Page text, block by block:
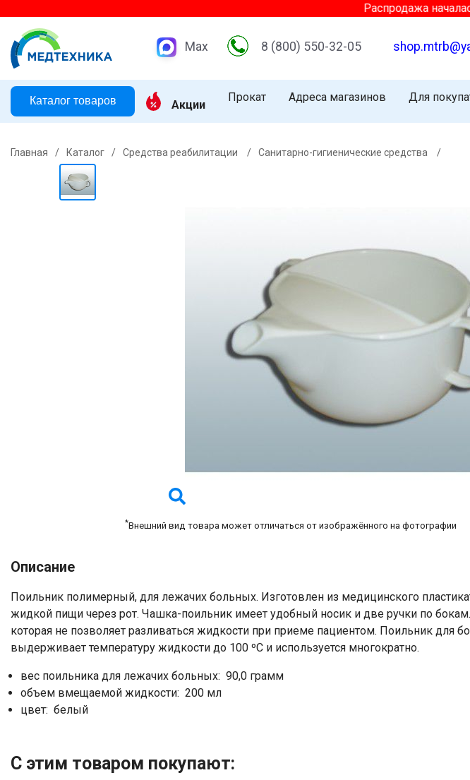
Распродажа
Max 8 (800) 550-32-05
Каталог товаров Акции
Прокат Адреса магазинов Для
Главная / Каталог / Средства реабилитации / Санитарно-гигиенические средства /
*Внешний вид товара может отличаться от изображённого на фотографии
Описание
Поильник полимерный, для лежачих больных. Изготовлен из медицинского
жидкой пищи через рот. Чашка-поильник имеет удобный носик и две ручки по
которая не позволяет разливаться жидкости при приеме пациентом. Поильник для
выдерживает температуру жидкости до 100 ºС и используется многократно.
вес поильника для лежачих больных: 90,0 грамм
объем вмещаемой жидкости: 200 мл
цвет: белый
С этим товаром покупают: